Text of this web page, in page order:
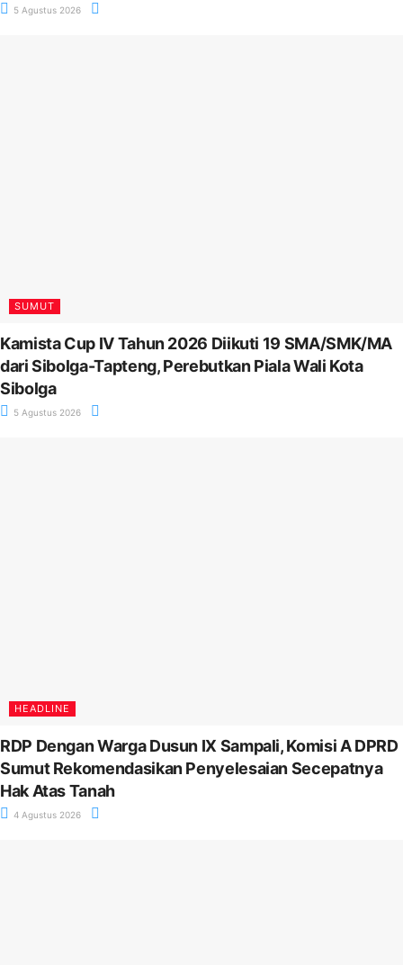
5 Agustus 2026
SUMUT
Kamista Cup IV Tahun 2026 Diikuti 19 SMA/SMK/MA
dari Sibolga-Tapteng, Perebutkan Piala Wali Kota
Sibolga
5 Agustus 2026
HEADLINE
RDP Dengan Warga Dusun IX Sampali, Komisi A DPRD
Sumut Rekomendasikan Penyelesaian Secepatnya
Hak Atas Tanah
4 Agustus 2026